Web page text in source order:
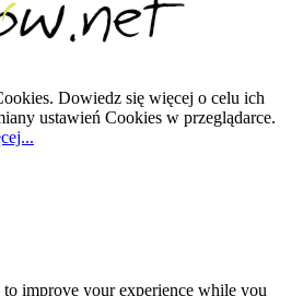
Dowiedz się więcej o celu ich
ustawień Cookies w przeglądarce.
to improve your experience while you